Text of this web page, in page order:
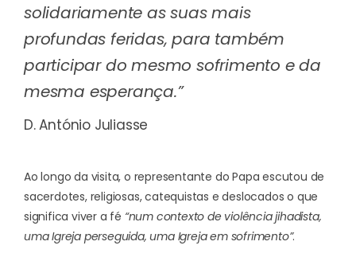
solidariamente as suas mais
profundas feridas, para também
participar do mesmo sofrimento e da
mesma esperança.”
D. António Juliasse
Ao longo da visita, o representante do Papa escutou de
sacerdotes, religiosas, catequistas e deslocados o que
significa viver a fé “num contexto de violência jihadista,
uma Igreja perseguida, uma Igreja em sofrimento”.